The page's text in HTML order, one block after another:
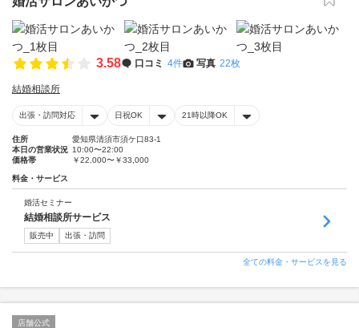
3.58 口コミ 4件 写真 22枚
結婚相談所
出張・訪問対応 日祝OK 21時以降OK
住所
愛知県清須市須ケ口83-1
本日の営業状況 10:00〜22:00
価格帯
￥22,000〜￥33,000
料金・サービス
婚活セミナー
結婚相談所サービス
販売中 出張・訪問
全ての料金・サービスを見る
店舗公式